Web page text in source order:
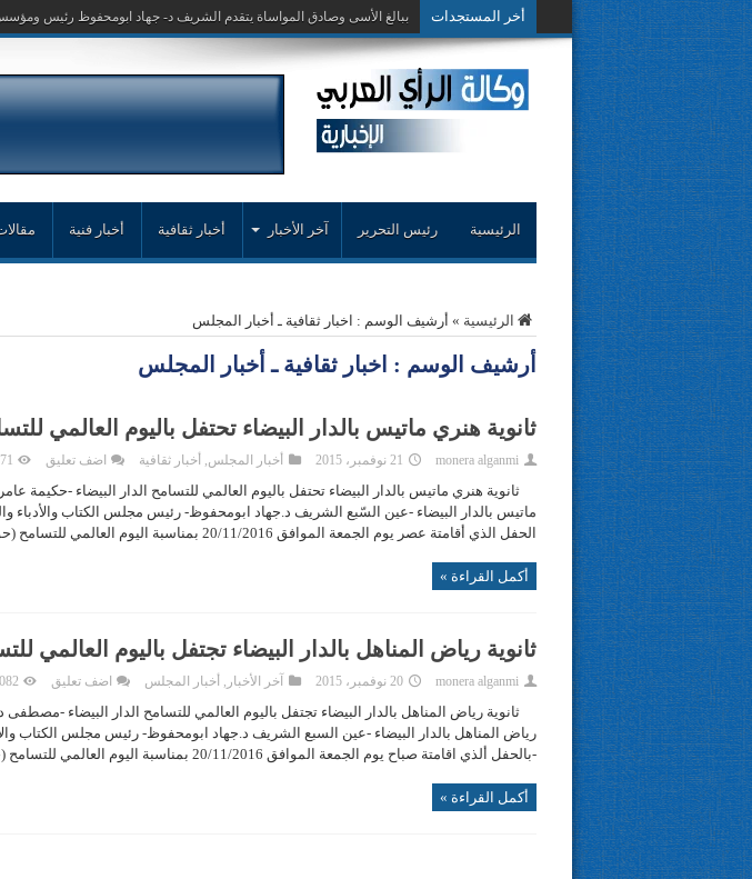
أخر المستجدات ببالغ الأسى وصادق المواساة يتقدم الشريف د- جهاد ابومحفوظ رئيس
الرئيسية رئيس التحرير آخر الأخبار أخبار ثقافية أخبار فنية
الرئيسية » أرشيف الوسم : اخبار ثقافية ـ أخبار المجلس
أرشيف الوسم : اخبار ثقافية ـ أخبار المجلس
ثانوية هنري ماتيس بالدار البيضاء تحتفل باليوم العالمي
monera alganmi 21 نوفمبر، 2015 أخبار المجلس, أخبار ثقافية اضف تعليق
ثانوية هنري ماتيس بالدار البيضاء تحتفل باليوم العالمي للتسامح الدار البيضاء -حكيمة
ماتيس بالدار البيضاء -عين السّبع الشريف د.جهاد ابومحفوظ- رئيس مجلس الكتاب والأدباء
الحفل الذي أقامتة عصر يوم الجمعة الموافق 20/11/2016 بمناسبة اليوم العالمي للتسامح (حوار الحضارات) وشارك ...
أكمل القراءة »
ثانوية رياض المناهل بالدار البيضاء تجتفل باليوم العالمي
monera alganmi 20 نوفمبر، 2015 آخر الأخبار , أخبار المجلس اضف تعليق 3,082
ثانوية رياض المناهل بالدار البيضاء تجتفل باليوم العالمي للتسامح الدار البيضاء -
رياض المناهل بالدار البيضاء -عين السبع الشريف د.جهاد ابومحفوظ- رئيس مجلس الكتاب
-بالحفل ألذي اقامتة صباح يوم الجمعة الموافق 20/11/2016 بمناسبة اليوم العالمي للتسامح (حوار الحضارات) وشارك ...
أكمل القراءة »